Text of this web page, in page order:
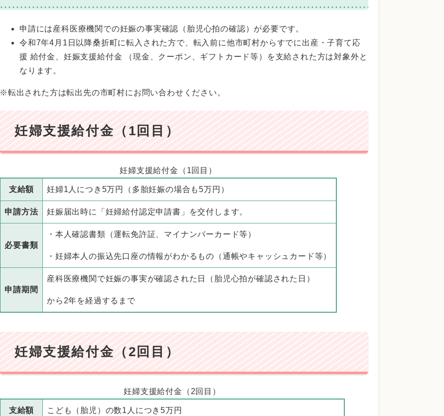
申請には産科医療機関での妊娠の事実確認（胎児心拍の確認）が必要です。
令和7年4月1日以降桑折町に転入された方で、転入前に他市町村からすでに出産・子育て応
援 給付金、妊娠支援給付金 （現金、クーポン、ギフトカード等）を支給された方は対象外と
なります。
※転出された方は転出先の市町村にお問い合わせください。
妊婦支援給付金（1回目）
妊婦支援給付金（1回目）
支給額 妊婦1人につき5万円（多胎妊娠の場合も5万円）
申請方法 妊娠届出時に「妊婦給付認定申請書」を交付します。
必要書類
・本人確認書類（運転免許証、マイナンバーカード等）
・妊婦本人の振込先口座の情報がわかるもの（通帳やキャッシュカード等）
申請期間
産科医療機関で妊娠の事実が確認された日（胎児心拍が確認された日）
から2年を経過するまで
妊婦支援給付金（2回目）
妊婦支援給付金（2回目）
支給額 こども（胎児）の数1人につき5万円